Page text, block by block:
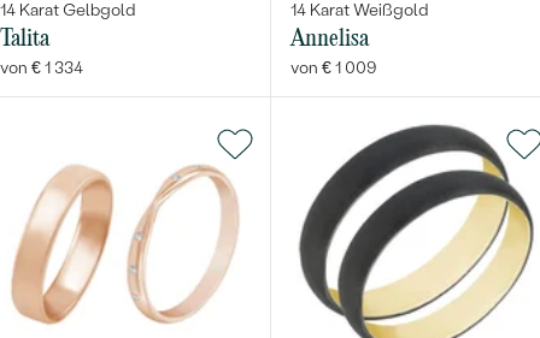
14 Karat Gelbgold
Talita
von € 1 334
14 Karat Weißgold
Annelisa
von € 1 009